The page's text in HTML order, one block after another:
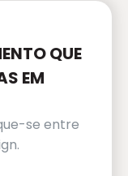
QUE
EM
se entre